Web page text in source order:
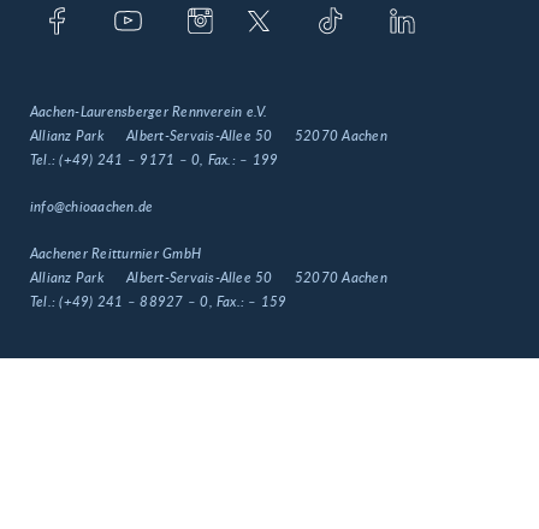
Aachen-Laurensberger Rennverein e.V.
Allianz Park
Albert-Servais-Allee 50
52070 Aachen
Tel.:(+49) 241 – 9171 – 0 , Fax.: – 199
info@chioaachen.de
Aachener Reitturnier GmbH
Allianz Park
Albert-Servais-Allee 50
52070 Aachen
Tel.:(+49) 241 – 88927 – 0 , Fax.: – 159